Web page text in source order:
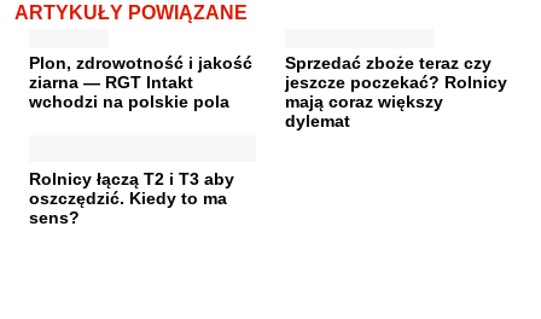
ARTYKUŁY POWIĄZANE
Plon, zdrowotność i jakość
ziarna — RGT Intakt
wchodzi na polskie pola
Sprzedać zboże teraz czy
jeszcze poczekać? Rolnicy
mają coraz większy
dylemat
Rolnicy łączą T2 i T3 aby
oszczędzić. Kiedy to ma
sens?